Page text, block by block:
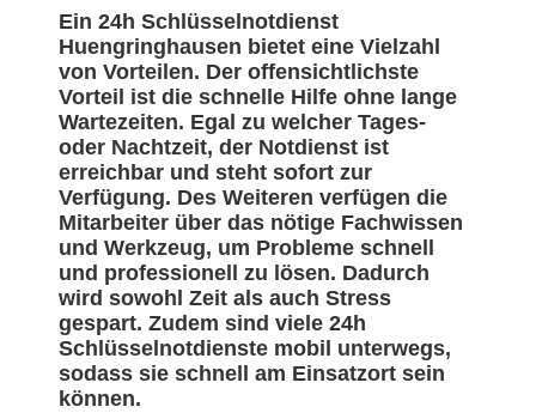
Ein 24h Schlüsselnotdienst
Huengringhausen bietet eine Vielzahl
von Vorteilen. Der offensichtlichste
Vorteil ist die schnelle Hilfe ohne lange
Wartezeiten. Egal zu welcher Tages-
oder Nachtzeit, der Notdienst ist
erreichbar und steht sofort zur
Verfügung. Des Weiteren verfügen die
Mitarbeiter über das nötige Fachwissen
und Werkzeug, um Probleme schnell
und professionell zu lösen. Dadurch
wird sowohl Zeit als auch Stress
gespart. Zudem sind viele 24h
Schlüsselnotdienste mobil unterwegs,
sodass sie schnell am Einsatzort sein
können.